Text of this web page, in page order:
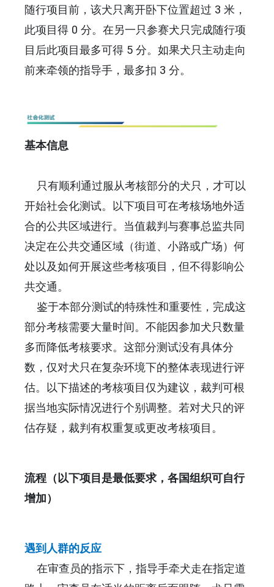
随行项目前，该犬只离开卧下位置超过 3 米，
此项目得 0 分。在另一只参赛犬只完成随行项
目后此项目最多可得 5 分。如果犬只主动走向
前来牵领的指导手，最多扣 3 分。
基本信息
只有顺利通过服从考核部分的犬只，才可以
开始社会化测试。以下项目可在考核场地外适
合的公共区域进行。当值裁判与赛事总监共同
决定在公共交通区域（街道、小路或广场）何
处以及如何开展这些考核项目，但不得影响公
共交通。
鉴于本部分测试的特殊性和重要性，完成这
部分考核需要大量时间。不能因参加犬只数量
多而降低考核要求。这部分测试没有具体分
数，仅对犬只在复杂环境下的整体表现进行评
估。以下描述的考核项目仅为建议，裁判可根
据当地实际情况进行个别调整。若对犬只的评
估存疑，裁判有权重复或更改考核项目。
流程（以下项目是最低要求，各国组织可自行
增加）
遇到人群的反应
在审查员的指示下，指导手牵犬走在指定道